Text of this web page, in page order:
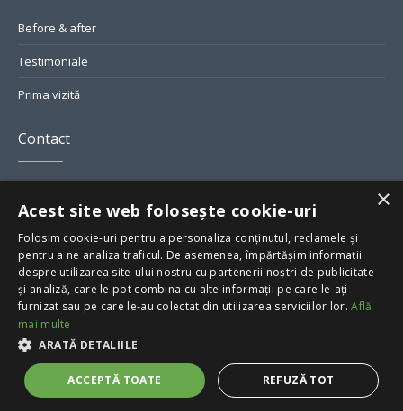
Before & after
Testimoniale
Prima vizită
Contact
+40 723 60 20 20
© 2023 Green Dental | Reguli de Conduita Termeni și condiții |
Politica de confidențialitate Sitemap
×
Acest site web folosește cookie-uri
Folosim cookie-uri pentru a personaliza conținutul, reclamele și
pentru a ne analiza traficul. De asemenea, împărtășim informații
despre utilizarea site-ului nostru cu partenerii noștri de publicitate
și analiză, care le pot combina cu alte informații pe care le-ați
furnizat sau pe care le-au colectat din utilizarea serviciilor lor.Află
mai multe
ARATĂ DETALIILE
ACCEPTĂ TOATE REFUZĂ TOT